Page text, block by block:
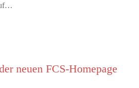
neuen FCS-Homepage